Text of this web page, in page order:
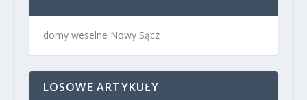
domy weselne Nowy Sącz
LOSOWE ARTYKUŁY